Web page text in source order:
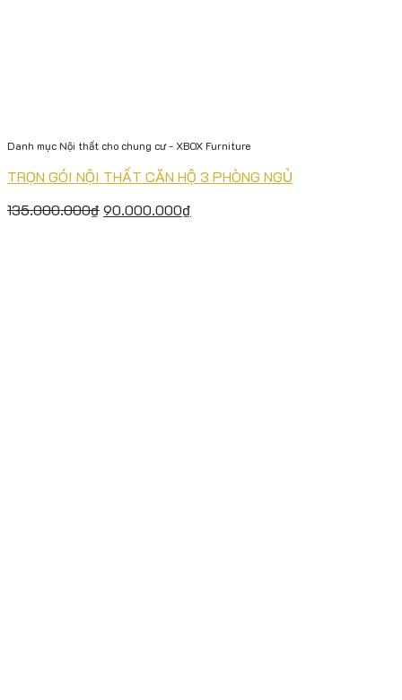
Danh mục Nội thất cho chung cư - XBOX Furniture
TRỌN GÓI NỘI THẤT CĂN HỘ 3 PHÒNG NGỦ
135.000.000₫90.000.000₫